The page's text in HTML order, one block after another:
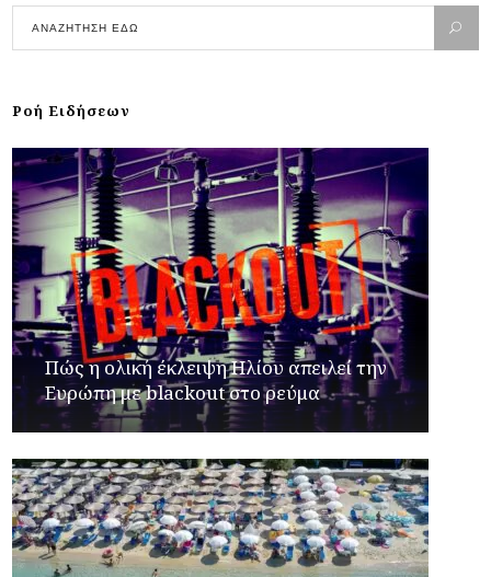
Ροή Ειδήσεων
Πώς η ολική έκλειψη Ηλίου απειλεί την
Ευρώπη με blackout στο ρεύμα